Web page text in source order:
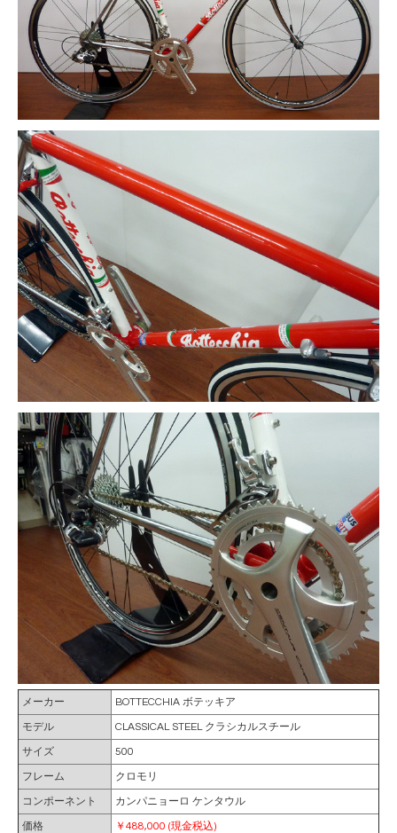
メーカー BOTTECCHIA ボテッキア
モデル CLASSICAL STEEL クラシカルスチール
サイズ 500
フレーム クロモリ
コンポーネント カンパニョーロ ケンタウル
価格 ￥488,000 (現金税込)